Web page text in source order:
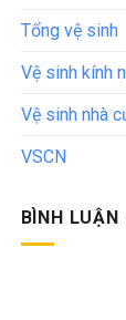
Tổng vệ sinh
Vệ sinh kính
Vệ sinh nhà
VSCN
BÌNH LUẬN